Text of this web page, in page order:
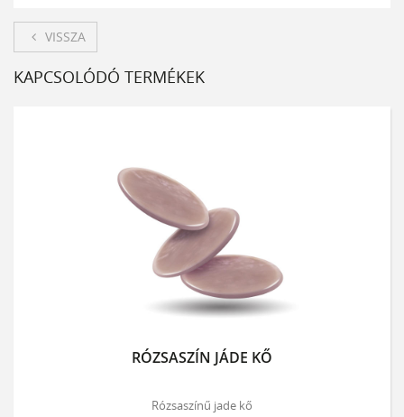
VISSZA
KAPCSOLÓDÓ TERMÉKEK
RÓZSASZÍN JÁDE KŐ
Rózsaszínű jade kő